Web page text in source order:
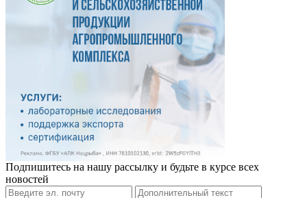
Подпишитесь на нашу рассылку и будьте в курсе всех
новостей